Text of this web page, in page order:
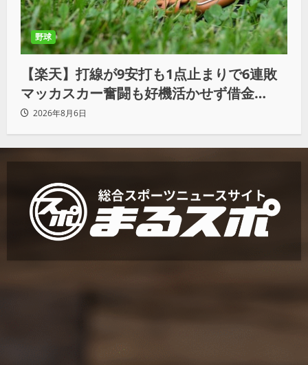
野球
【楽天】打線が9安打も1点止まりで6連敗
マッカスカー奮闘も好機活かせず借金
「22」
2026年8月6日